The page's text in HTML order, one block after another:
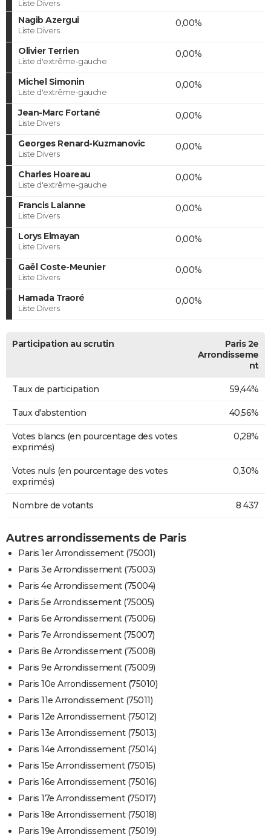
Liste Divers
Nagib Azergui
Liste Divers
0,00%
Olivier Terrien
Liste d'extrême-gauche
0,00%
Michel Simonin
Liste d'extrême-gauche
0,00%
Jean-Marc Fortané
Liste Divers
0,00%
Georges Renard-Kuzmanovic
Liste Divers
0,00%
Charles Hoareau
Liste d'extrême-gauche
0,00%
Francis Lalanne
Liste Divers
0,00%
Lorys Elmayan
Liste Divers
0,00%
Gaël Coste-Meunier
Liste Divers
0,00%
Hamada Traoré
Liste Divers
0,00%
Participation au scrutin
Paris 2e
Arrondisseme
nt
Taux de participation 59,44%
Taux d'abstention 40,56%
Votes blancs (en pourcentage des votes
exprimés)
0,28%
Votes nuls (en pourcentage des votes
exprimés)
0,30%
Nombre de votants 8 437
Autres arrondissements de Paris
Paris 1er Arrondissement (75001)
Paris 3e Arrondissement (75003)
Paris 4e Arrondissement (75004)
Paris 5e Arrondissement (75005)
Paris 6e Arrondissement (75006)
Paris 7e Arrondissement (75007)
Paris 8e Arrondissement (75008)
Paris 9e Arrondissement (75009)
Paris 10e Arrondissement (75010)
Paris 11e Arrondissement (75011)
Paris 12e Arrondissement (75012)
Paris 13e Arrondissement (75013)
Paris 14e Arrondissement (75014)
Paris 15e Arrondissement (75015)
Paris 16e Arrondissement (75016)
Paris 17e Arrondissement (75017)
Paris 18e Arrondissement (75018)
Paris 19e Arrondissement (75019)